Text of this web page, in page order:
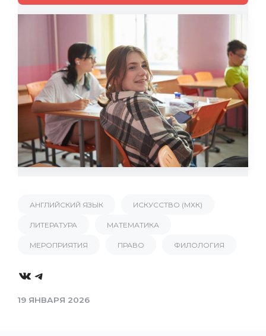
АНГЛИЙСКИЙ ЯЗЫК ИСКУССТВО (МХК)
ЛИТЕРАТУРА МАТЕМАТИКА
МЕРОПРИЯТИЯ ПРАВО ФИЛОЛОГИЯ
VKTelegram
19 ЯНВАРЯ 2026